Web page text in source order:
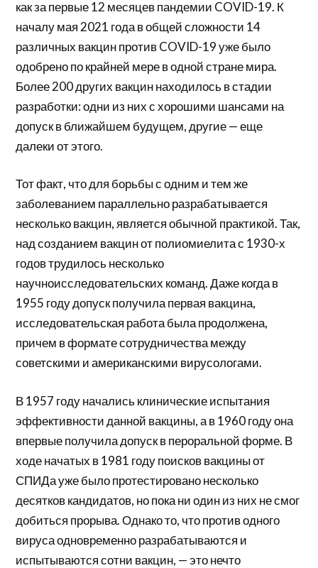
как за первые 12 месяцев пандемии COVID-19. К
началу мая 2021 года в общей сложности 14
различных вакцин против COVID-19 уже было
одобрено по крайней мере в одной стране мира.
Более 200 других вакцин находилось в стадии
разработки: одни из них с хорошими шансами на
допуск в ближайшем будущем, другие — еще
далеки от этого.
Тот факт, что для борьбы с одним и тем же
заболеванием параллельно разрабатывается
несколько вакцин, является обычной практикой. Так,
над созданием вакцин от полиомиелита с 1930-х
годов трудилось несколько
научноисследовательских команд. Даже когда в
1955 году допуск получила первая вакцина,
исследовательская работа была продолжена,
причем в формате сотрудничества между
советскими и американскими вирусологами.
В 1957 году начались клинические испытания
эффективности данной вакцины, а в 1960 году она
впервые получила допуск в пероральной форме. В
ходе начатых в 1981 году поисков вакцины от
СПИДа уже было протестировано несколько
десятков кандидатов, но пока ни один из них не смог
добиться прорыва. Однако то, что против одного
вируса одновременно разрабатываются и
испытываются сотни вакцин, — это нечто